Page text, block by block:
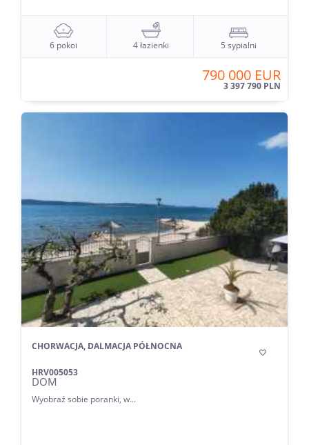
6 pokoi 4 łazienki 5 sypialni
790 000 EUR
3 397 790 PLN
CHORWACJA, DALMACJA PÓŁNOCNA
HRV005053
DOM

Wyobraź sobie poranki, w...